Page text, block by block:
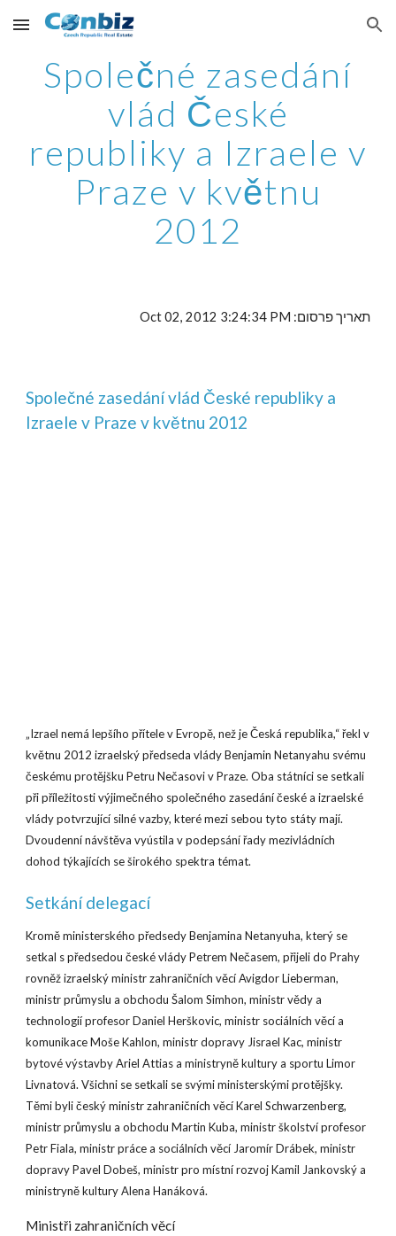
Skip to main content Skip to navigation
Společné zasedání
vlád České
republiky a Izraele v
Praze v květnu
2012
תאריך פרסום: Oct 02, 2012 3:24:34 PM
Společné zasedání vlád České republiky a
Izraele v Praze v květnu 2012
„Izrael nemá lepšího přítele v Evropě, než je Česká republika,“ řekl v
květnu 2012 izraelský předseda vlády Benjamin Netanyahu svému
českému protějšku Petru Nečasovi v Praze. Oba státníci se setkali
při příležitosti výjimečného společného zasedání české a izraelské
vlády potvrzující silné vazby, které mezi sebou tyto státy mají.
Dvoudenní návštěva vyústila v podepsání řady mezivládních
dohod týkajících se širokého spektra témat.
Setkání delegací
Kromě ministerského předsedy Benjamina Netanyuha, který se
setkal s předsedou české vlády Petrem Nečasem, přijeli do Prahy
rovněž izraelský ministr zahraničních věcí Avigdor Lieberman,
ministr průmyslu a obchodu Šalom Simhon, ministr vědy a
technologií profesor Daniel Herškovic, ministr sociálních věcí a
komunikace Moše Kahlon, ministr dopravy Jisrael Kac, ministr
bytové výstavby Ariel Attias a ministryně kultury a sportu Limor
Livnatová. Všichni se setkali se svými ministerskými protějšky.
Těmi byli český ministr zahraničních věcí Karel Schwarzenberg,
ministr průmyslu a obchodu Martin Kuba, ministr školství profesor
Petr Fiala, ministr práce a sociálních věcí Jaromír Drábek, ministr
dopravy Pavel Dobeš, ministr pro místní rozvoj Kamil Jankovský a
ministryně kultury Alena Hanáková.
Ministři zahraničních věcí